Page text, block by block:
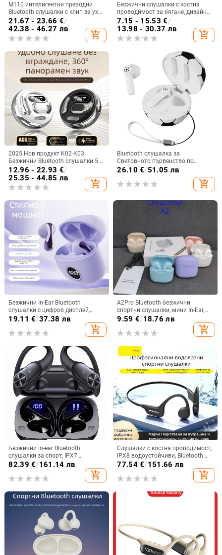
M110 интелигентни преводни
Bluetooth слушалки с клип за ухо
и диамантено копче — лукс и
спортен стил, DIY аксесоари
21.67 - 23.66 €/
42.38 - 46.27 лв
add_shopping_cart
Безжични слушалки с костна
проводимост за бягане, дизайн
без вмъкване в ухото, Bluetooth
5.3, водоустойчиви, живот на
батерията над 8 часа
7.15 - 15.53 €/
13.98 - 30.37 лв
add_shopping_cart
2025 Нов продукт K02-K03
Безжични Bluetooth слушалки 5.5
Монтирани за уши Бинаурални
стерео M76 Експорт Горещ модел
Ows
12.96 - 22.93 €/
25.35 - 44.85 лв
add_shopping_cart
Bluetooth слушалка за
Световното първенство по
футбол — частен модел,
персонализирана, полуин-ушна,
Bluetooth 5.4, обхват 10 м, 4–8 ч
26.10 €/51.05 лв
add_shopping_cart
Безжични In-Ear Bluetooth
слушалки с цифров дисплей,
ниска латентност за гейминг, 4–8
19.11 €/37.38 лв
add_shopping_cart
A2Pro Bluetooth безжични
спортни слушалки, мини In-Ear,
5.3 дълга издръжливост на
9.59 €/18.76 лв
add_shopping_cart
Безжични in-ear Bluetooth
слушалки за спорт, IPX7
водоустойчиви, дълъг живот на
шумопотискане
82.39 €/161.14 лв
add_shopping_cart
Слушалки с костна проводимост,
IPX8 водоустойчиви, Bluetooth
5.3, обхват до 10 m, време за
77.54€/151.66 лв
add_shopping_cart